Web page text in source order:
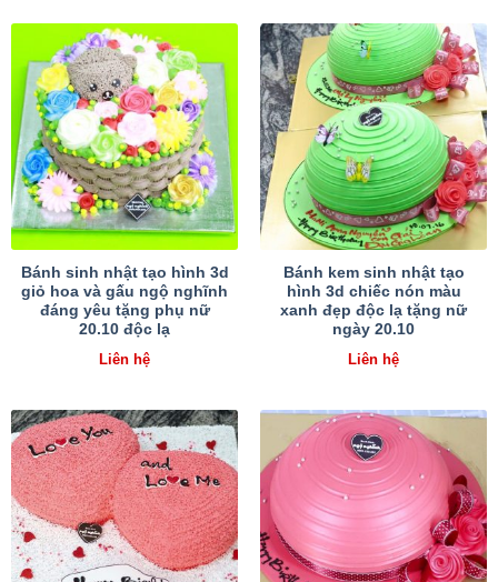
Bánh sinh nhật tạo hình 3d
giỏ hoa và gấu ngộ nghĩnh
đáng yêu tặng phụ nữ
20.10 độc lạ
Liên hệ
Bánh kem sinh nhật tạo
hình 3d chiếc nón màu
xanh đẹp độc lạ tặng nữ
ngày 20.10
Liên hệ